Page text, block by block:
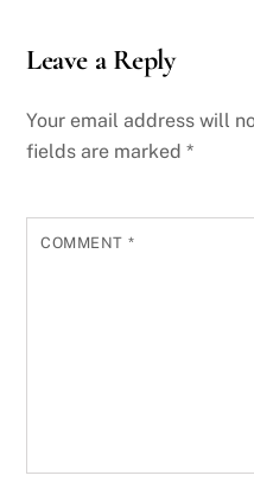
Leave a Reply
Your email address will
fields are marked*
COMMENT *